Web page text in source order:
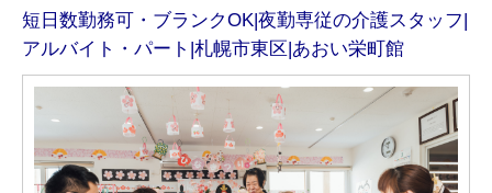
短日数勤務可・ブランクOK|夜勤専従の介護スタッフ|
アルバイト・パート|札幌市東区|あおい栄町館